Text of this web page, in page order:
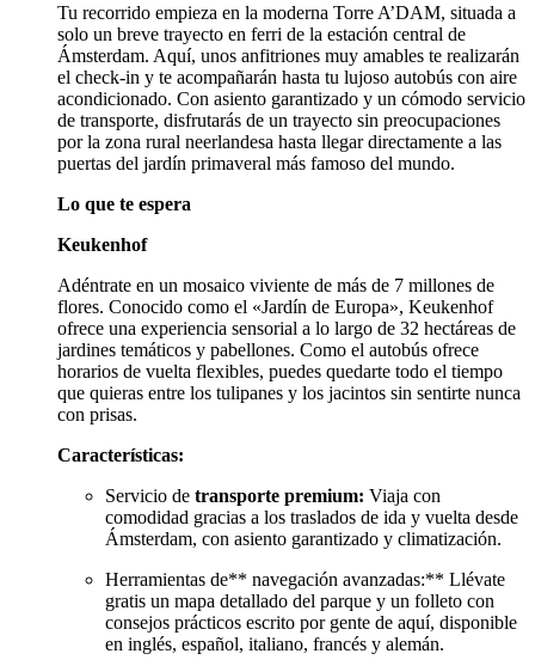
Tu recorrido empieza en la moderna Torre A’DAM, situada a
solo un breve trayecto en ferri de la estación central de
Ámsterdam. Aquí, unos anfitriones muy amables te realizarán
el check-in y te acompañarán hasta tu lujoso autobús con aire
acondicionado. Con asiento garantizado y un cómodo servicio
de transporte, disfrutarás de un trayecto sin preocupaciones
por la zona rural neerlandesa hasta llegar directamente a las
puertas del jardín primaveral más famoso del mundo.
Lo que te espera
Keukenhof
Adéntrate en un mosaico viviente de más de 7 millones de
flores. Conocido como el «Jardín de Europa», Keukenhof
ofrece una experiencia sensorial a lo largo de 32 hectáreas de
jardines temáticos y pabellones. Como el autobús ofrece
horarios de vuelta flexibles, puedes quedarte todo el tiempo
que quieras entre los tulipanes y los jacintos sin sentirte nunca
con prisas.
Características:
Servicio de transporte premium: Viaja con
comodidad gracias a los traslados de ida y vuelta desde
Ámsterdam, con asiento garantizado y climatización.
Herramientas de** navegación avanzadas:** Llévate
gratis un mapa detallado del parque y un folleto con
consejos prácticos escrito por gente de aquí, disponible
en inglés, español, italiano, francés y alemán.